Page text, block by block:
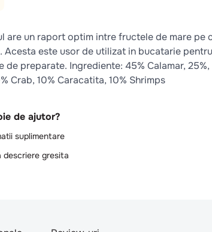
are un raport optim intre fructele de mare pe
Acesta este usor de utilizat in bucatarie
de preparate. Ingrediente: 45% Calamar, 25%,
Crab, 10% Caracatita, 10% Shrimps
de ajutor?
suplimentare
descriere gresita